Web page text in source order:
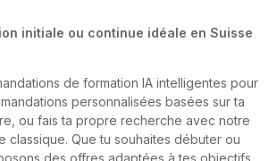
initiale ou continue idéale en Suisse
de formation IA intelligentes pour
personnalisées basées sur ta
ou fais ta propre recherche avec notre
classique. Que tu souhaites débuter ou
des offres adaptées à tes objectifs